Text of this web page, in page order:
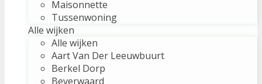
Maisonnette
Tussenwoning
Alle wijken
Alle wijken
Aart Van Der Leeuwbuurt
Berkel Dorp
Beverwaard